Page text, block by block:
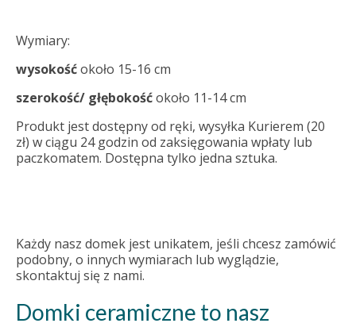
Wymiary:
wysokośćokoło 15-16 cm
szerokość/ głębokośćokoło 11-14 cm
Produkt jest dostępny od ręki, wysyłka Kurierem (20
zł) w ciągu 24 godzin od zaksięgowania wpłaty lub
paczkomatem. Dostępna tylko jedna sztuka.
Każdy nasz domek jest unikatem, jeśli chcesz zamówić
podobny, o innych wymiarach lub wyglądzie,
skontaktuj się z nami.
Domki ceramiczne to nasz